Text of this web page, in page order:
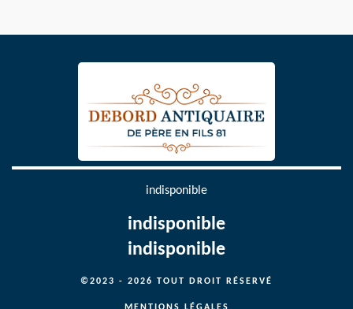
indisponible
indisponible
indisponible
©2023 - 2026 TOUT DROIT RÉSERVÉ